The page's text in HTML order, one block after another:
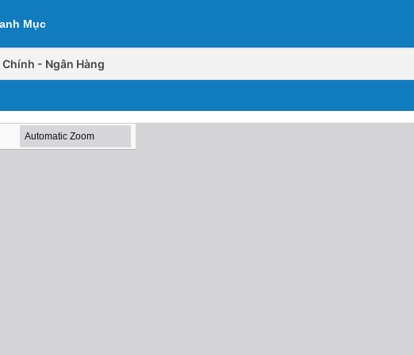
Mục
Chính - Ngân Hàng